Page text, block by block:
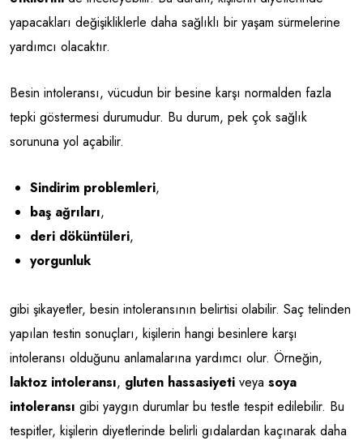
yapacakları değişikliklerle daha sağlıklı bir yaşam sürmelerine
yardımcı olacaktır.
Besin intoleransı, vücudun bir besine karşı normalden fazla
tepki göstermesi durumudur. Bu durum, pek çok sağlık
sorununa yol açabilir.
Sindirim problemleri,
baş ağrıları,
deri döküntüleri,
yorgunluk
gibi şikayetler, besin intoleransının belirtisi olabilir. Saç telinden
yapılan testin sonuçları, kişilerin hangi besinlere karşı
intoleransı olduğunu anlamalarına yardımcı olur. Örneğin,
laktoz intoleransı, gluten hassasiyeti veya soya
intoleransı gibi yaygın durumlar bu testle tespit edilebilir. Bu
tespitler, kişilerin diyetlerinde belirli gıdalardan kaçınarak daha